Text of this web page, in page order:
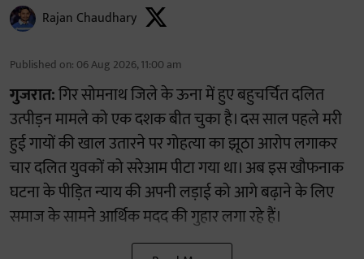
Rajan Chaudhary
Published on: 06 Aug 2026, 11:00 am
गुजरात:गिर सोमनाथ जिले के ऊना में हुए बहुचर्चित दलित
उत्पीड़न मामले को एक दशक बीत चुका है। दस साल पहले मरी
हुई गायों की खाल उतारने पर गोहत्या का झूठा आरोप लगाकर
चार दलित युवकों को सरेआम पीटा गया था। अब इस खौफनाक
घटना के पीड़ित न्याय की अपनी लड़ाई को आगे बढ़ाने के लिए
समाज के सामने आर्थिक मदद की गुहार लगा रहे हैं।